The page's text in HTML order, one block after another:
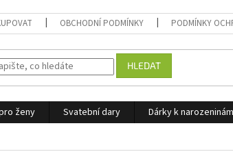
OBCHODNÍ PODMÍNKY PODMÍNKY
HLEDAT
ženy Svatební dary Dárky k narozeninám